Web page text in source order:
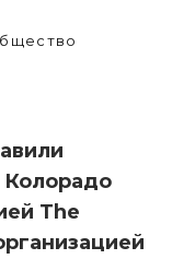
Колорадо
The